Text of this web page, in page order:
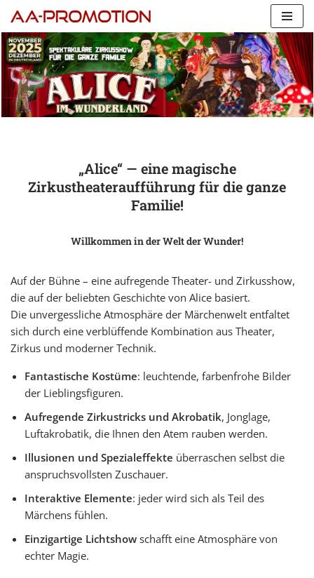
Zum
Inhalt
springen
„Alice“ — eine magische
Zirkustheateraufführung für die ganze
Familie!
Willkommen in der Welt der Wunder!
Auf der Bühne – eine aufregende Theater- und Zirkusshow,
die auf der beliebten Geschichte von Alice basiert.
Die unvergessliche Atmosphäre der Märchenwelt entfaltet
sich durch eine verblüffende Kombination aus Theater,
Zirkus und moderner Technik.
Fantastische Kostüme: leuchtende, farbenfrohe Bilder
der Lieblingsfiguren.
Aufregende Zirkustricks und Akrobatik, Jonglage,
Luftakrobatik, die Ihnen den Atem rauben werden.
Illusionen und Spezialeffekte überraschen selbst die
anspruchsvollsten Zuschauer.
Interaktive Elemente: jeder wird sich als Teil des
Märchens fühlen.
Einzigartige Lichtshow schafft eine Atmosphäre von
echter Magie.